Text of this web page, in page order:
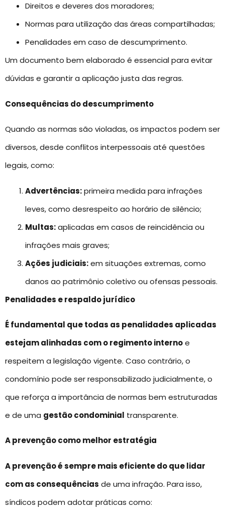
Direitos e deveres dos moradores;
Normas para utilização das áreas compartilhadas;
Penalidades em caso de descumprimento.
Um documento bem elaborado é essencial para evitar
dúvidas e garantir a aplicação justa das regras.
Consequências do descumprimento
Quando as normas são violadas, os impactos podem ser
diversos, desde conflitos interpessoais até questões
legais, como:
Advertências:primeira medida para infrações
leves, como desrespeito ao horário de silêncio;
Multas:aplicadas em casos de reincidência ou
infrações mais graves;
Ações judiciais:em situações extremas, como
danos ao patrimônio coletivo ou ofensas pessoais.
Penalidades e respaldo jurídico
É fundamental que todas as penalidades aplicadas
estejam alinhadas com o regimento internoe
respeitem a legislação vigente. Caso contrário, o
condomínio pode ser responsabilizado judicialmente, o
que reforça a importância de normas bem estruturadas
e de uma gestão condominial transparente.
A prevenção como melhor estratégia
A prevenção é sempre mais eficiente do que lidar
com as consequências de uma infração. Para isso,
síndicos podem adotar práticas como: